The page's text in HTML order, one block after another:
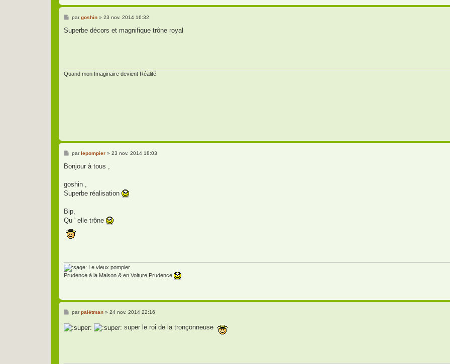
M
s
s
pargoshin» 23 nov. 2014 16:32
Superbe décors et magnifique trône royal
Quand mon Imaginaire devient Réalité
M
s
g
parlepompier» 23 nov. 2014 18:03
Bonjour à tous ,
goshin ,
Superbe réalisation
Bip,
Qu ' elle trône
Le vieux pompier
Prudence à la Maison & en Voiture Prudence
M
s
s
parpalètman» 24 nov. 2014 22:16
super le roi de la tronçonneuse